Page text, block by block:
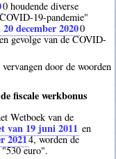
0houdende diverse
19-pandemie"
december 20200
gevolge van de COVID-
door de woorden
fiscale werkbonus
Wetboek van de
van 19 juni 2011 en
20214, worden de
"530 euro".